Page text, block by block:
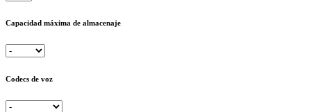
Capacidad máxima de almacenaje
Codecs de voz